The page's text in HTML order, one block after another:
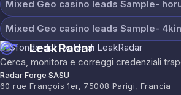
Mixed Geo casino leads Sample-
LeakRadar
Cerca, monitora e correggi credenziali
Radar Forge SASU
60 rue François 1er, 75008 Parigi, Francia